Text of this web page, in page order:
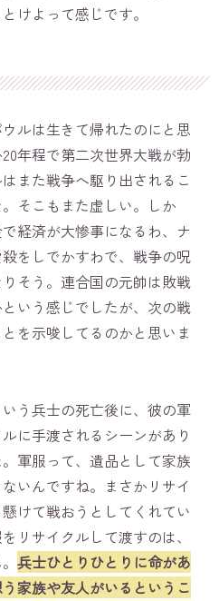
けよって感じです。
ルは生きて帰れたのにと思
年程で第二次世界大戦が勃
また戦争へ駆り出されるこ
そこもまた虚しい。しか
経済が大惨事になるわ、ナ
をしでかすわで、戦争の呪
そう。連合国の元帥は敗戦
いう感じでしたが、次の戦
を示唆してるのかと思いま
う兵士の死亡後に、彼の軍
に手渡されるシーンがあり
軍服って、遺品として家族
いんですね。まさかリサイ
けて戦おうとしてくれてい
リサイクルして渡すのは、
兵士ひとりひとりに命があ
家族や友人がいるというこ